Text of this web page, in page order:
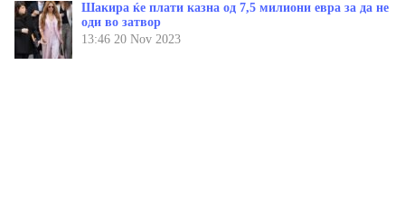
Шакира ќе плати казна од 7,5 милиони евра за да не
оди во затвор
13:46 20 Nov 2023